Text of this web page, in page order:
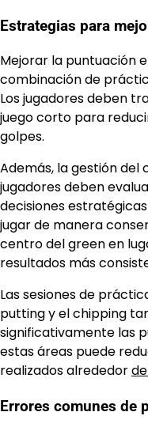
Estrategias para
Mejorar la puntuación
combinación de
Los jugadores deben
juego corto para
golpes.
Además, la gestión del
jugadores deben
decisiones
jugar de manera
centro del green en
resultados más
Las sesiones de
putting y el chipping
significativamente las
estas áreas puede
realizados alrededor
Errores comunes de